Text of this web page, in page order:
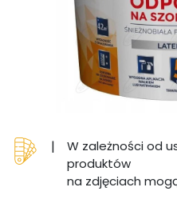
|
W zależności od
produktów
na zdjęciach